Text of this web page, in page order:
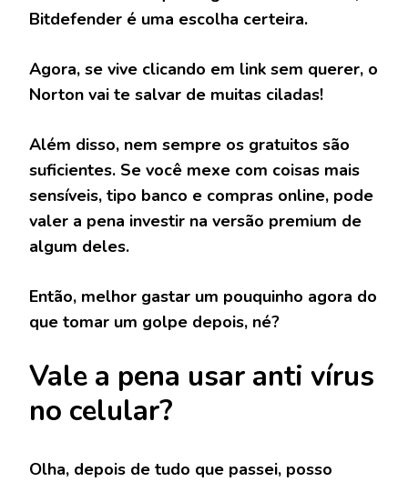
Bitdefender é uma escolha certeira.
Agora, se vive clicando em link sem querer, o
Norton vai te salvar de muitas ciladas!
Além disso, nem sempre os gratuitos são
suficientes. Se você mexe com coisas mais
sensíveis, tipo banco e compras online, pode
valer a pena investir na versão premium de
algum deles.
Então, melhor gastar um pouquinho agora do
que tomar um golpe depois, né?
Vale a pena usar anti vírus
no celular?
Olha, depois de tudo que passei, posso